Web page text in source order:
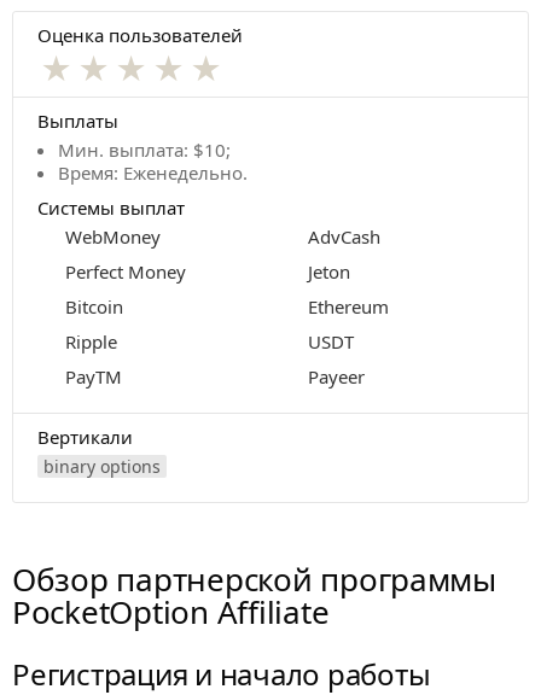
Оценка пользователей
★ ★ ★ ★ ★
Выплаты
Мин. выплата: $10;
Время: Еженедельно.
Системы выплат
WebMoney
AdvCash
Perfect Money
Jeton
Bitcoin
Ethereum
Ripple
USDT
PayTM
Payeer
Вертикали
binary options
Обзор партнерской программы
PocketOption Affiliate
Регистрация и начало работы